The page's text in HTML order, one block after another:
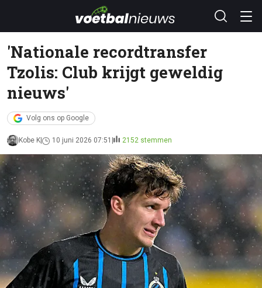
'Nationale recordtransfer
Tzolis: Club krijgt geweldig
nieuws'
Volg ons op Google
Kobe K 10 juni 2026 07:51 2152 stemmen